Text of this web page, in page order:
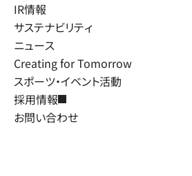
IR情報
サステナビリティ
ニュース
Creating for Tomorrow
スポーツ・イベント活動
採用情報
お問い合わせ